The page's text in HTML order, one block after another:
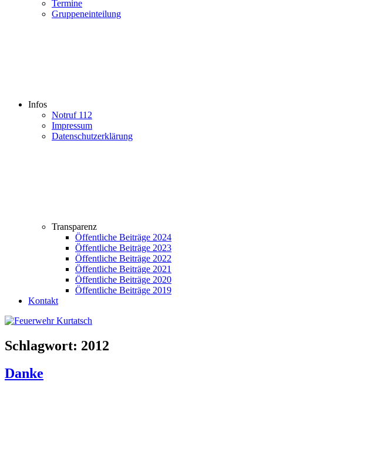
Termine
Gruppeneinteilung
Infos
Notruf 112
Impressum
Datenschutzerklärung
Transparenz
Öffentliche Beiträge 2024
Öffentliche Beiträge 2023
Öffentliche Beiträge 2022
Öffentliche Beiträge 2021
Öffentliche Beiträge 2020
Öffentliche Beiträge 2019
Kontakt
Schlagwort: 2012
Danke